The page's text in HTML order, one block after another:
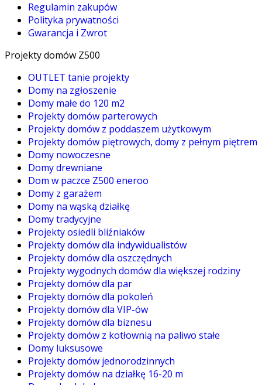
Regulamin zakupów
Polityka prywatności
Gwarancja i Zwrot
Projekty domów Z500
OUTLET tanie projekty
Domy na zgłoszenie
Domy małe do 120 m2
Projekty domów parterowych
Projekty domów z poddaszem użytkowym
Projekty domów piętrowych, domy z pełnym piętrem
Domy nowoczesne
Domy drewniane
Dom w paczce Z500 eneroo
Domy z garażem
Domy na wąską działkę
Domy tradycyjne
Projekty osiedli bliźniaków
Projekty domów dla indywidualistów
Projekty domów dla oszczędnych
Projekty wygodnych domów dla większej rodziny
Projekty domów dla par
Projekty domów dla pokoleń
Projekty domów dla VIP-ów
Projekty domów dla biznesu
Projekty domów z kotłownią na paliwo stałe
Domy luksusowe
Projekty domów jednorodzinnych
Projekty domów na działkę 16-20 m